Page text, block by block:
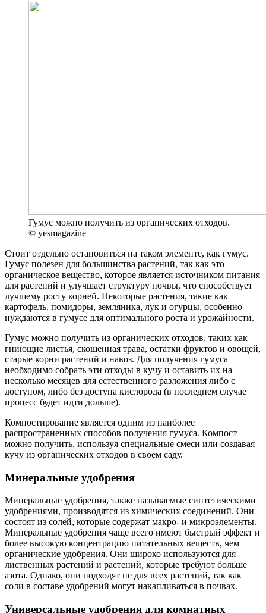
Гумус можно получить из органических отходов.
© yesmagazine
Стоит отдельно остановиться на таком элементе, как гумус.
Гумус полезен для большинства растений, так как это
органическое вещество, которое является источником питания
для растений и улучшает структуру почвы, что способствует
лучшему росту корней. Некоторые растения, такие как
картофель, помидоры, земляника, лук и огурцы, особенно
нуждаются в гумусе для оптимального роста и урожайности.
Гумус можно получить из органических отходов, таких как
гниющие листья, скошенная трава, остатки фруктов и овощей,
старые корни растений и навоз. Для получения гумуса
необходимо собрать эти отходы в кучу и оставить их на
несколько месяцев для естественного разложения либо с
доступом, либо без доступа кислорода (в последнем случае
процесс будет идти дольше).
Компостирование является одним из наиболее
распространенных способов получения гумуса. Компост
можно получить, используя специальные смеси или создавая
кучу из органических отходов в своем саду.
Минеральные удобрения
Минеральные удобрения, также называемые синтетическими
удобрениями, производятся из химических соединений. Они
состоят из солей, которые содержат макро- и микроэлементы.
Минеральные удобрения чаще всего имеют быстрый эффект и
более высокую концентрацию питательных веществ, чем
органические удобрения. Они широко используются для
лиственных растений и растений, которые требуют больше
азота. Однако, они подходят не для всех растений, так как
соли в составе удобрений могут накапливаться в почвах.
Универсальные удобрения для комнатных